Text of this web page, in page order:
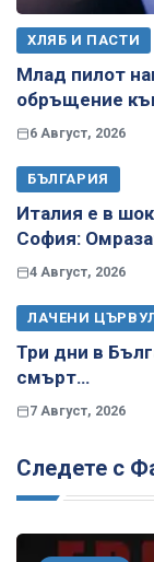
ХЛЯБ И ПАСТИ
Млад пилот
обръщение
6 Август, 2026
БЪЛГАРИЯ
Италия е в
София:
4 Август, 2026
ЛАЧЕНИ
Три дни в
смърт…
7 Август, 2026
Следете с